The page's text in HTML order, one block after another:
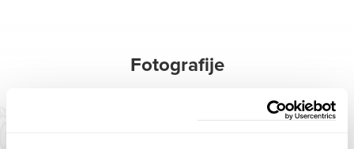
Fotografije